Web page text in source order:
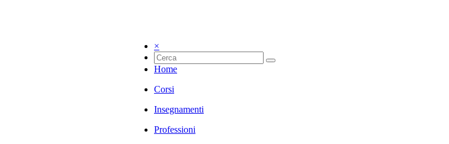
×
Home
Corsi
Insegnamenti
Professioni